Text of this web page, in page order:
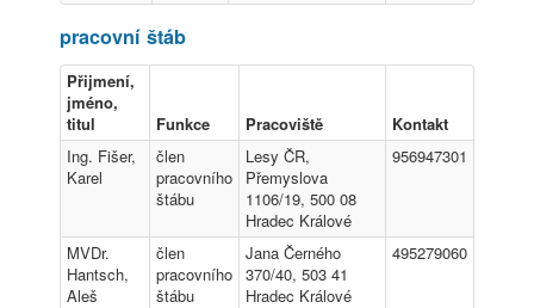
pracovní štáb
Přijmení,
jméno,
titul
Funkce Pracoviště
Kontakt
Ing. Fišer,
Karel
člen
pracovního
štábu
Lesy ČR,
Přemyslova
1106/19, 500 08
Hradec Králové
956947301
MVDr.
Hantsch,
Aleš
člen
pracovního
štábu
Jana Černého
370/40, 503 41
Hradec Králové
495279060